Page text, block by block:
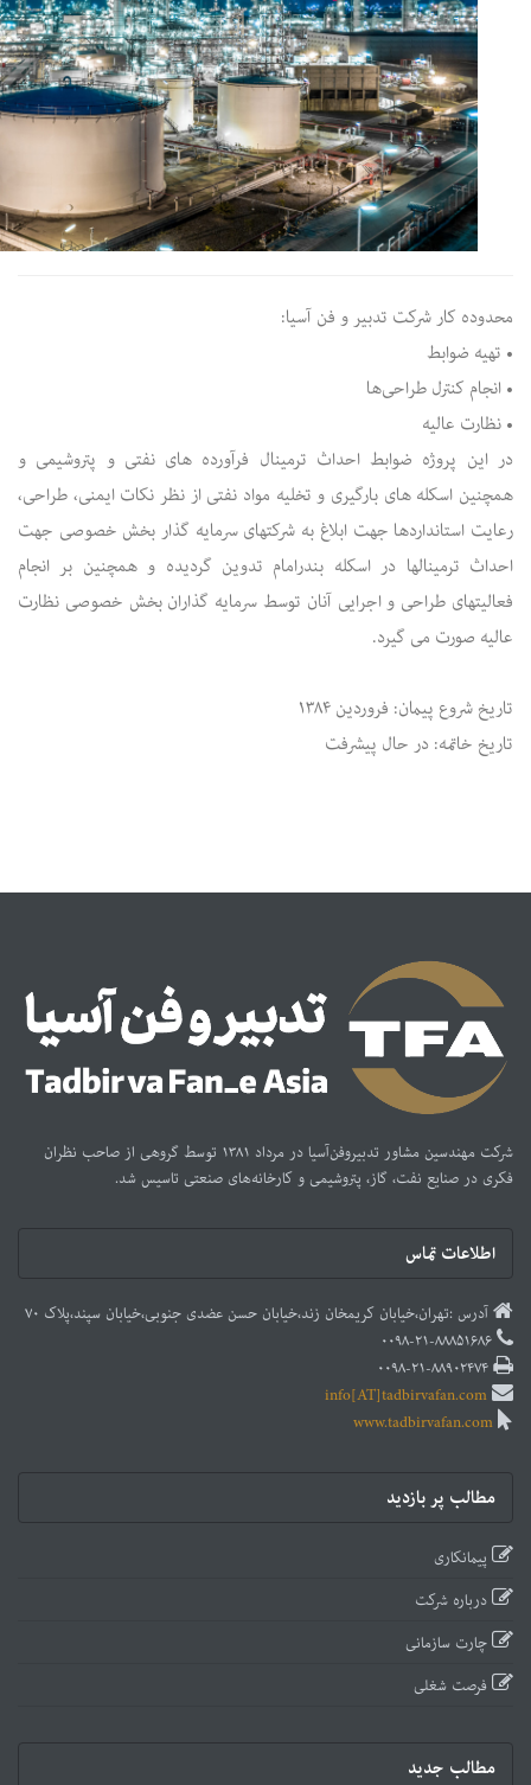
محدوده کار شرکت تدبیر و فن آسیا:
• تهیه ضوابط
• انجام کنترل طراحی‌ها
• نظارت عالیه
در این پروژه ضوابط احداث ترمینال فرآورده های نفتی و پتروشیمی و
همچنین اسکله های بارگیری و تخلیه مواد نفتی از نظر نکات ایمنی، طراحی،
رعایت استانداردها جهت ابلاغ به شرکتهای سرمایه گذار بخش خصوصی جهت
احداث ترمینالها در اسکله بندرامام تدوین گردیده و همچنین بر انجام
فعالیتهای طراحی و اجرایی آنان توسط سرمایه گذاران بخش خصوصی نظارت
عالیه صورت می گیرد.
تاریخ شروع پیمان: فروردین ۱۳۸۴
تاریخ خاتمه: در حال پیشرفت
شرکت مهندسین مشاور تدبیر‌و‌فن‌آسیا در مرداد ۱۳۸۱ توسط گروهی از صاحب نظران
فکری در صنایع نفت، گاز، پتروشیمی و کارخانه‌های صنعتی تاسیس شد.
اطلاعات تماس
آدرس :تهران،خیابان کریمخان زند،خیابان حسن عضدی جنوبی،خیابان سپند،پلاک ۷۰
info[AT]tadbirvafan.com
www.tadbirvafan.com
مطالب پر بازدید
پیمانکاری
درباره شرکت
چارت سازمانی
فرصت شغلی
مطالب جدید